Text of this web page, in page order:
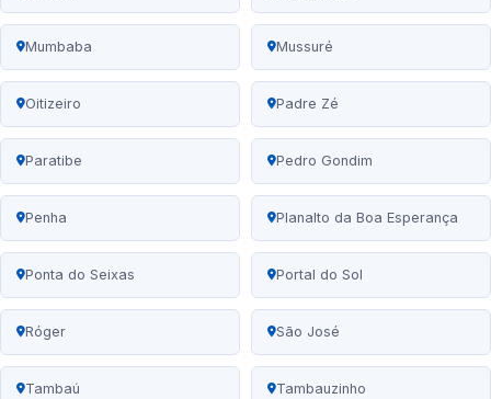
Mumbaba Mussuré
Oitizeiro Padre Zé
Paratibe Pedro Gondim
Penha Planalto da Boa Esperança
Ponta do Seixas Portal do Sol
Róger São José
Tambaú Tambauzinho